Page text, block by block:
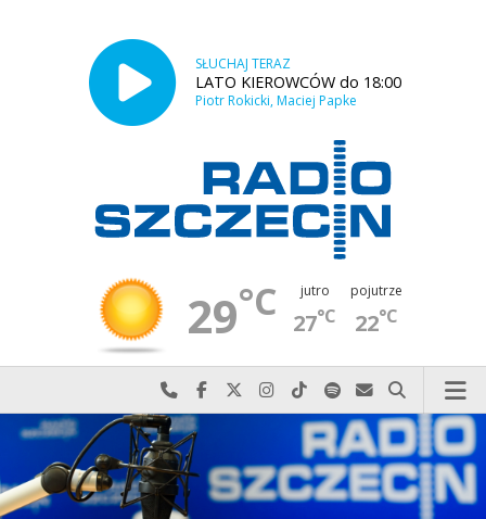
SŁUCHAJ TERAZ
LATO KIEROWCÓW do 18:00
Piotr Rokicki, Maciej Papke
29°C jutro
27°C
pojutrze
22°C
Najlepiej po prostu do nas zadzwoń
Odwiedź nas na Facebook-u
Odwiedź nas na X
Odwiedź nas na Instagram-ie
Odwiedź nas na TikTok-u
Szukaj nas na Spotify
Wyślij do nas
Szukaj